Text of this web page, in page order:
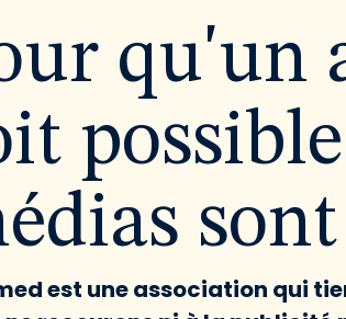
qu'un
est une association qui